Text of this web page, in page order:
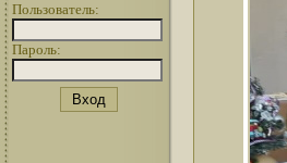
Пользователь:
Пароль: